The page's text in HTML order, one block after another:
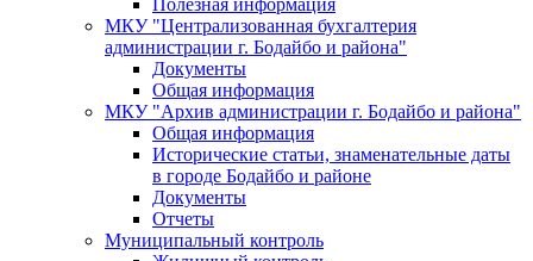
Полезная информация
МКУ "Централизованная бухгалтерия
администрации г. Бодайбо и района"
Документы
Общая информация
МКУ "Архив администрации г. Бодайбо и района"
Общая информация
Исторические статьи, знаменательные даты
в городе Бодайбо и районе
Документы
Отчеты
Муниципальный контроль